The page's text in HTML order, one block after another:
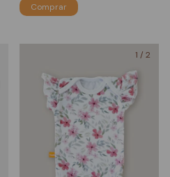
Comprar
1 / 2